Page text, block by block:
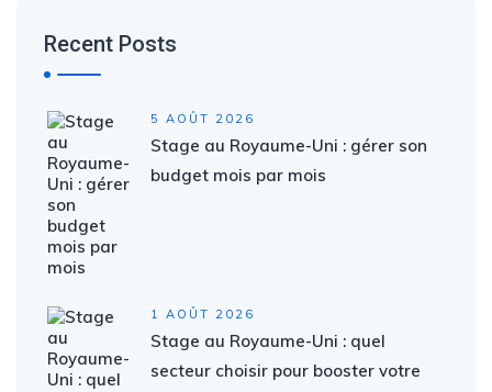
Recent Posts
5 AOÛT 2026
Stage au Royaume-Uni : gérer son
budget mois par mois
1 AOÛT 2026
Stage au Royaume-Uni : quel
secteur choisir pour booster votre